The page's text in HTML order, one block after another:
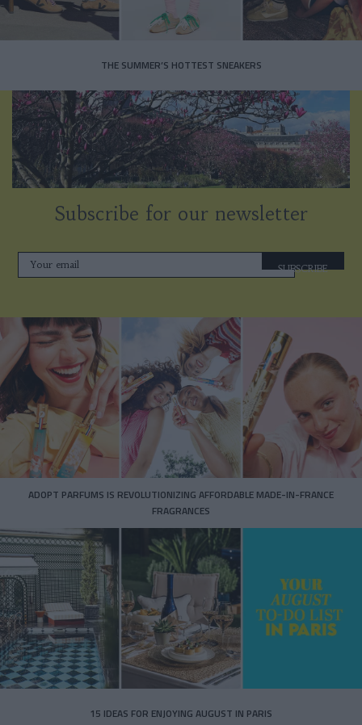
THE SUMMER’S HOTTEST SNEAKERS
Subscribe for our newsletter
SUBSCRIBE
ADOPT PARFUMS IS REVOLUTIONIZING AFFORDABLE MADE-IN-FRANCE
FRAGRANCES
15 IDEAS FOR ENJOYING AUGUST IN PARIS